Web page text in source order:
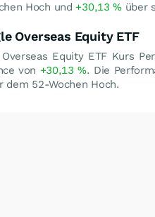
Hoch und +30,13% über
Overseas Equity ETF
Equity ETF Kurs
von +30,13%. Die
dem 52-Wochen Hoch.